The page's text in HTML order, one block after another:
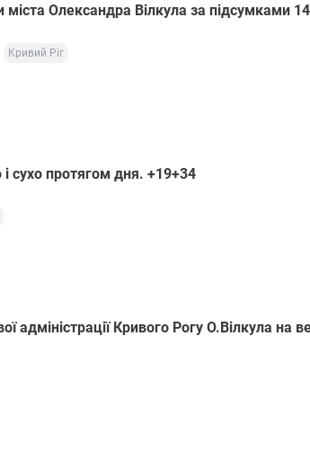
Олександра Вілкула за підсумками
Кривий Ріг
сухо протягом дня. +19+34
адміністрації Кривого Рогу О.Вілкула на